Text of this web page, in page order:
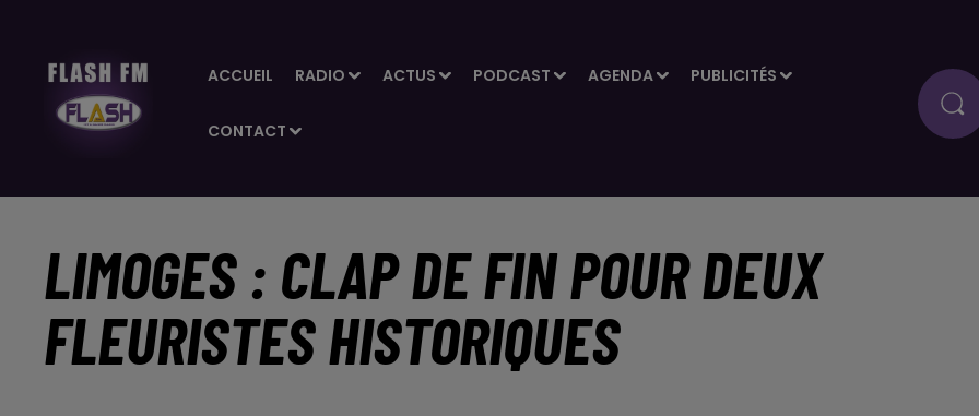
ACCUEIL RADIO ACTUS PODCAST AGENDA PUBLICITÉS
CONTACT
LIMOGES : CLAP DE FIN POUR DEUX
FLEURISTES HISTORIQUES